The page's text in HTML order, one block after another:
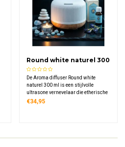
Round white naturel 300
ml
De Aroma diffuser Round white
naturel 300 ml is een stijlvolle
ultrasone vernevelaar die etherische
oliën fijn verspreidt als koude nevel.
€34,95